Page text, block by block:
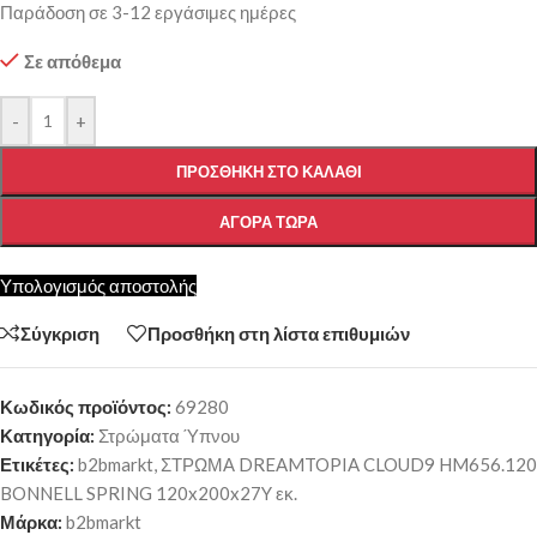
Παράδοση σε 3-12 εργάσιμες ημέρες
Σε απόθεμα
- +
ΠΡΟΣΘΉΚΗ ΣΤΟ ΚΑΛΆΘΙ
ΑΓΟΡΆ ΤΏΡΑ
Υπολογισμός αποστολής
Σύγκριση Προσθήκη στη λίστα επιθυμιών
Κωδικός προϊόντος: 69280
Κατηγορία: Στρώματα Ύπνου
Ετικέτες: b2bmarkt, ΣΤΡΩΜΑ DREAMTOPIA CLOUD9 HM656.120
BONNELL SPRING 120x200x27Y εκ.
Μάρκα: b2bmarkt